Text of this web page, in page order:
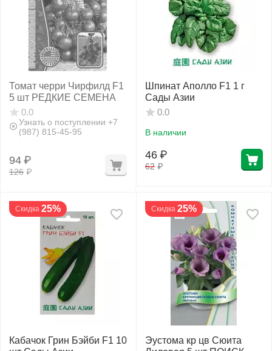
Томат черри Чирфилд F1
5 шт РЕДКИЕ СЕМЕНА
0.0
Узнать о поступлении +7
(987) 815-45-95
126 ₽
94 ₽
Шпинат Аполло F1 1 г
Сады Азии
0.0
В наличии
62 ₽
46 ₽
Скидка 25%
Кабачок Грин Бэйби F1 10
Скидка 25%
Эустома кр цв Сюита